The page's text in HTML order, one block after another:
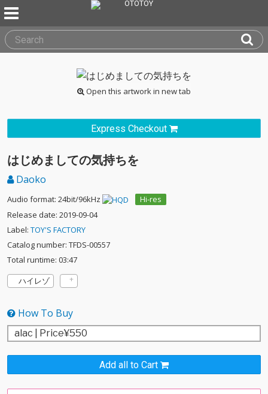
Open this artwork in new tab
Express Checkout
はじめましての気持ちを
Daoko
Audio format: 24bit/96kHz
Hi-res
Release date: 2019-09-04
Label: TOY'S FACTORY
Catalog number: TFDS-00557
Total runtime: 03:47
ハイレゾ
How To Buy
Add all to Cart